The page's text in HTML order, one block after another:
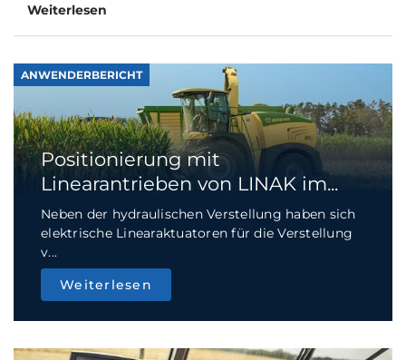
Weiterlesen
ANWENDERBERICHT
Positionierung mit
Linearantrieben von LINAK im...
Neben der hydraulischen Verstellung haben sich
elektrische Linearaktuatoren für die Verstellung
v...
Weiterlesen